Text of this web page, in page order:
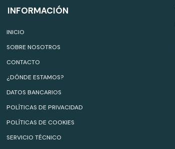
INFORMACIÓN
INICIO
SOBRE NOSOTROS
CONTACTO
¿DÓNDE ESTAMOS?
DATOS BANCARIOS
POLÍTICAS DE PRIVACIDAD
POLÍTICAS DE COOKIES
SERVICIO TÉCNICO